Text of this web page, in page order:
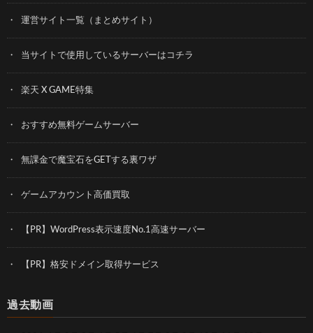
運営サイト一覧（まとめサイト）
当サイトで使用しているサーバーはコチラ
楽天 X GAME特集
おすすめ無料ゲームサーバー
無課金で魔宝石をGETする裏ワザ
ゲームアカウント高価買取
【PR】WordPress表示速度No.1高速サーバー
【PR】格安ドメイン取得サービス
過去動画